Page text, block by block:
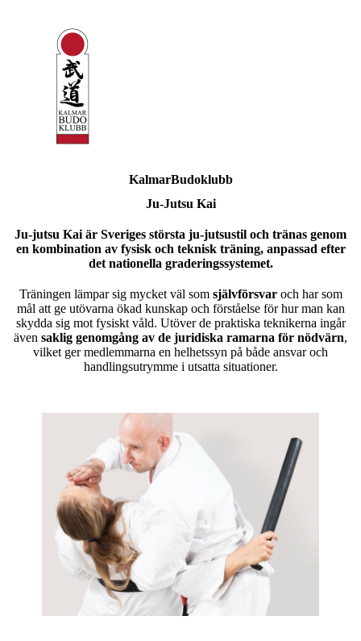
KalmarBudoklubb
Ju-Jutsu Kai
Ju-jutsu Kai är Sveriges största ju-jutsustil och tränas genom
en kombination av fysisk och teknisk träning, anpassad efter
det nationella graderingssystemet.
Träningen lämpar sig mycket väl som självförsvaroch har som
mål att ge utövarna ökad kunskap och förståelse för hur man kan
skydda sig mot fysiskt våld. Utöver de praktiska teknikerna ingår
även saklig genomgång av de juridiska ramarna för nödvärn,
vilket ger medlemmarna en helhetssyn på både ansvar och
handlingsutrymme i utsatta situationer.